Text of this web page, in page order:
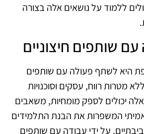
ללמוד על נושאים אלה בצורה
שותפים חיצוניים
היא לשתף פעולה עם שותפים
ללא מטרות רווח, עסקים וסוכנויות
יכולים לספק מומחיות, משאבים
המשפרות את הבנת התלמידים
על ידי עבודה עם שותפים